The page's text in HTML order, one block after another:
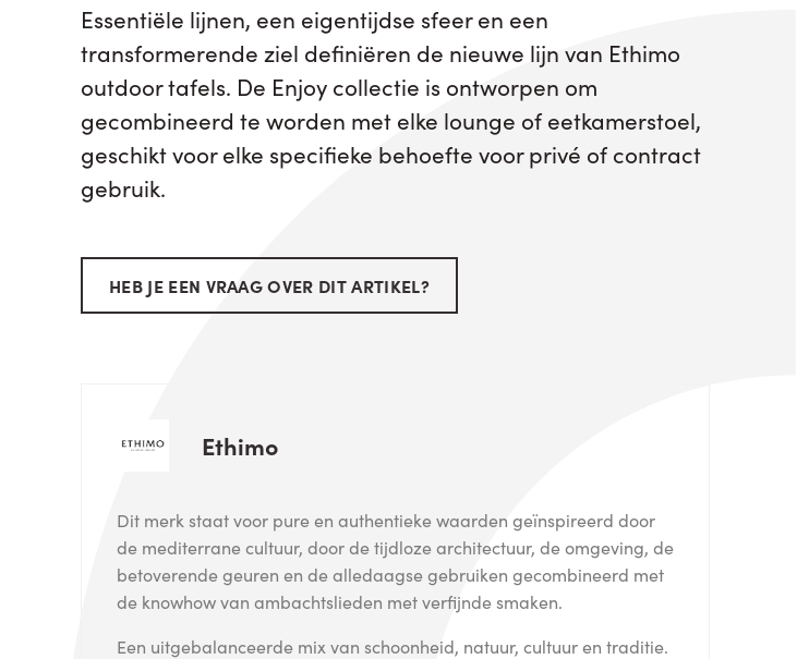
Essentiële lijnen, een eigentijdse sfeer en een
transformerende ziel definiëren de nieuwe lijn van Ethimo
outdoor tafels. De Enjoy collectie is ontworpen om
gecombineerd te worden met elke lounge of eetkamerstoel,
geschikt voor elke specifieke behoefte voor privé of contract
gebruik.
HEB JE EEN VRAAG OVER DIT ARTIKEL?
Ethimo
Dit merk staat voor pure en authentieke waarden geïnspireerd door
de mediterrane cultuur, door de tijdloze architectuur, de omgeving, de
betoverende geuren en de alledaagse gebruiken gecombineerd met
de knowhow van ambachtslieden met verfijnde smaken.
Een uitgebalanceerde mix van schoonheid, natuur, cultuur en traditie.